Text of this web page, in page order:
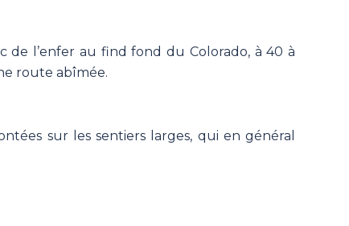
l’enfer au find fond du Colorado, à 40 à
route abîmée.
sur les sentiers larges, qui en général